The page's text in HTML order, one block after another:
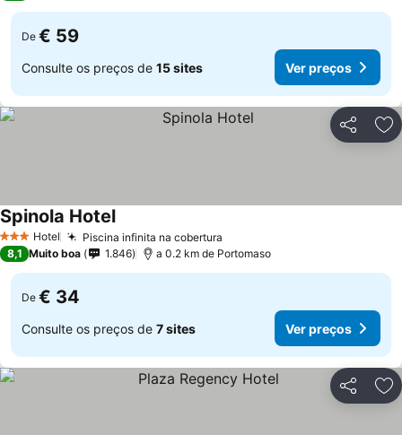
De € 59
Consulte os preços de 15 sites Ver preços
Partilhar
3 EstrelasHotel Piscina infinita na cobertura
Spinola HotelVer preços
8,1 Muito boa 1.846 a 0.2 km de Portomaso
De € 34
Consulte os preços de 7 sites Ver preços
Partilhar